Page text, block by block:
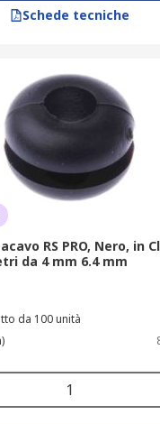
Schede tecniche
RS PRO, Nero, in
da 4 mm 6.4 mm
da 100 unità